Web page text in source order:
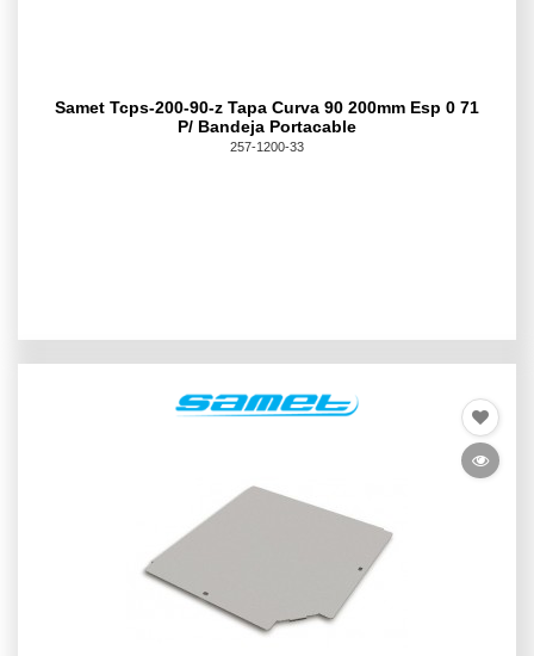
Samet Tcps-200-90-z Tapa Curva 90 200mm Esp 0 71
P/ Bandeja Portacable
257-1200-33